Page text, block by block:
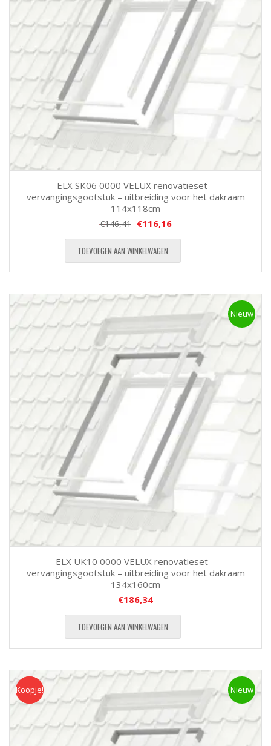
ELX SK06 0000 VELUX renovatieset –
vervangingsgootstuk – uitbreiding voor het dakraam
114x118cm
€146,41 €116,16
TOEVOEGEN AAN WINKELWAGEN
Nieuw
ELX UK10 0000 VELUX renovatieset –
vervangingsgootstuk – uitbreiding voor het dakraam
134x160cm
€186,34
TOEVOEGEN AAN WINKELWAGEN
Koopje Nieuw
Koopje!